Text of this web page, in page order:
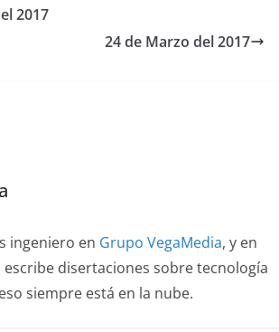
2017
24 de Marzo del 2017
ingeniero en Grupo VegaMedia, y en
disertaciones sobre tecnología
siempre está en la nube.